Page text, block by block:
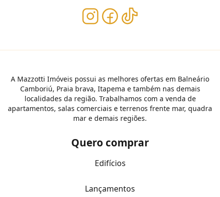
A Mazzotti Imóveis possui as melhores ofertas em Balneário
Camboriú, Praia brava, Itapema e também nas demais
localidades da região. Trabalhamos com a venda de
apartamentos, salas comerciais e terrenos frente mar, quadra
mar e demais regiões.
Quero comprar
Edifícios
Lançamentos